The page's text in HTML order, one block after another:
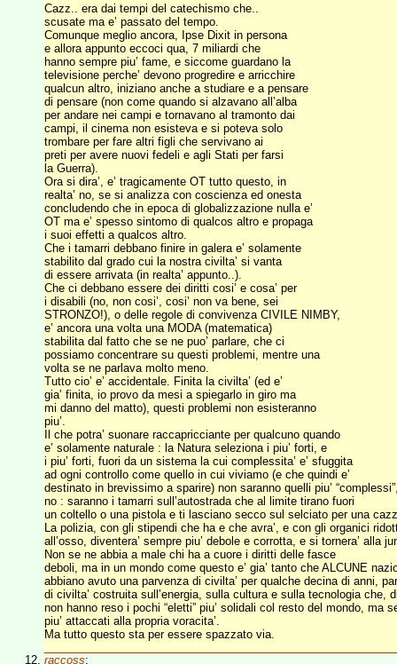
Cazz.. era dai tempi del catechismo che..
scusate ma e’ passato del tempo.
Comunque meglio ancora, Ipse Dixit in persona
e allora appunto eccoci qua, 7 miliardi che
hanno sempre piu’ fame, e siccome guardano la
televisione perche’ devono progredire e arricchire
qualcun altro, iniziano anche a studiare e a pensare
di pensare (non come quando si alzavano all’alba
per andare nei campi e tornavano al tramonto dai
campi, il cinema non esisteva e si poteva solo
trombare per fare altri figli che servivano ai
preti per avere nuovi fedeli e agli Stati per farsi
la Guerra).
Ora si dira’, e’ tragicamente OT tutto questo, in
realta’ no, se si analizza con coscienza ed onesta
concludendo che in epoca di globalizzazione nulla e’
OT ma e’ spesso sintomo di qualcos altro e propaga
i suoi effetti a qualcos altro.
Che i tamarri debbano finire in galera e’ solamente
stabilito dal grado cui la nostra civilta’ si vanta
di essere arrivata (in realta’ appunto..).
Che ci debbano essere dei diritti cosi’ e cosa’ per
i disabili (no, non cosi’, cosi’ non va bene, sei
STRONZO!), o delle regole di convivenza CIVILE NIMBY,
e’ ancora una volta una MODA (matematica)
stabilita dal fatto che se ne puo’ parlare, che ci
possiamo concentrare su questi problemi, mentre una
volta se ne parlava molto meno.
Tutto cio’ e’ accidentale. Finita la civilta’ (ed e’
gia’ finita, io provo da mesi a spiegarlo in giro ma
mi danno del matto), questi problemi non esisteranno
piu’.
Il che potra’ suonare raccapricciante per qualcuno quando
e’ solamente naturale : la Natura seleziona i piu’ forti, e
i piu’ forti, fuori da un sistema la cui complessita’ e’ sfuggita
ad ogni controllo come quello in cui viviamo (e che quindi e’
destinato in brevissimo a sparire) non saranno quelli piu’
no : saranno i tamarri sull’autostrada che al limite tirano fuori
un coltello o una pistola e ti lasciano secco sul selciato per una
La polizia, con gli stipendi che ha e che avra’, e con gli organici
all’osso, diventera’ sempre piu’ debole e corrotta, e si tornera’ alla
Non se ne abbia a male chi ha a cuore i diritti delle fasce
deboli, ma in un mondo come questo e’ gia’ tanto che ALCUNE
abbiano avuto una parvenza di civilta’ per qualche decina di anni,
di civilta’ costruita sull’energia, sulla cultura e sulla tecnologia che,
non hanno reso i pochi “eletti” piu’ solidali col resto del mondo, ma
piu’ attaccati alla propria voracita’.
Ma tutto questo sta per essere spazzato via.
raccoss: